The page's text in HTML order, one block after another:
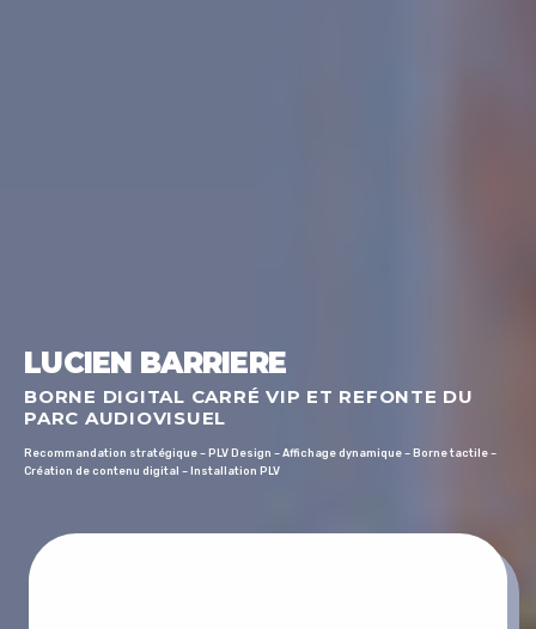
LUCIEN BARRIERE
BORNE DIGITAL CARRÉ VIP ET REFONTE DU
PARC AUDIOVISUEL
Recommandation stratégique – PLV Design – Affichage dynamique – Borne tactile –
Création de contenu digital – Installation PLV